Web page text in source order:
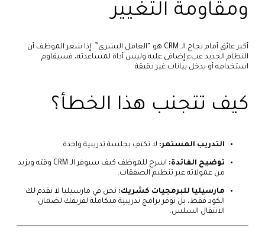
ومقاومة التغيير
أكبر عائق أمام نجاح الـ CRM هو “العامل البشري”. إذا شعر الموظف أن
النظام الجديد عبء إضافي عليه وليس أداة لمساعدته، فسيقاوم
استخدامه أو يدخل بيانات غير دقيقة.
كيف تتجنب هذا الخطأ؟
التدريب المستمر: لا تكتفِ بجلسة تدريبية واحدة.
توضيح الفائدة:
اشرح للموظف كيف سيوفر الـ CRM وقته ويزيد
من عمولاته عبر تنظيم الصفقات.
مارسيليا للبرمجيات كشريك: نحن في مارسيليا لا نقدم لك
الكود فقط، بل نوفر برامج تدريبية متكاملة لفريقك لضمان
الانتقال السلس.